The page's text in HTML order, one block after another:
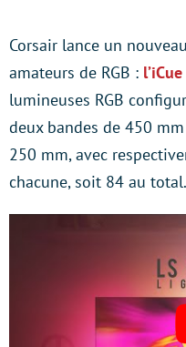
Corsair lance un
amateurs de RGB :
lumineuses RGB
deux bandes de 450
250 mm, avec
chacune, soit 84 au total.